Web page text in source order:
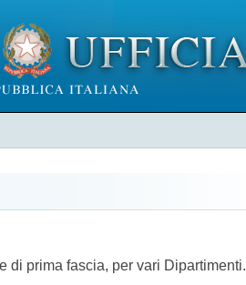
di prima fascia, per vari Dipartimenti.